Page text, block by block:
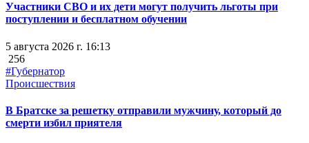
Участники СВО и их дети могут получить льготы при
поступлении и бесплатном обучении
5 августа 2026 г. 16:13
256
#Губернатор
Происшествия
В Братске за решетку отправили мужчину, который до
смерти избил приятеля